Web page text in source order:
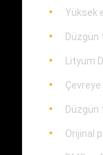
Yüksek
Düzgün
Lityum
Düzgün
Orijinal